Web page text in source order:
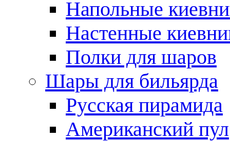
Напольные
Настенные
Полки для шаров
Шары для бильярда
Русская пирамида
Американский пул